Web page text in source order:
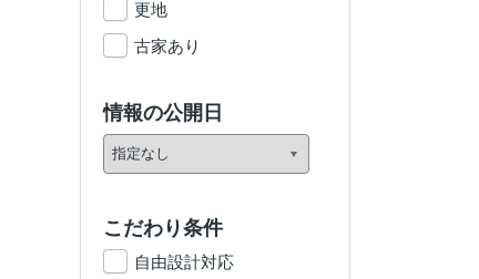
更地
古家あり
情報の公開日
こだわり条件
自由設計対応